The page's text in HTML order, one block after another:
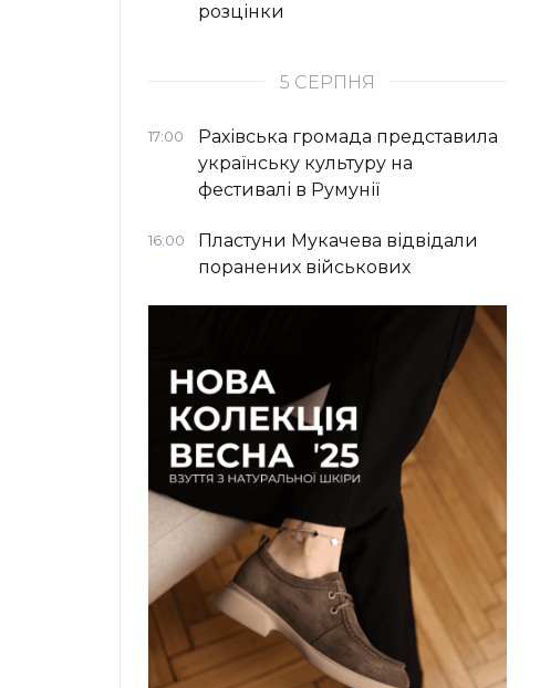
розцінки
5 СЕРПНЯ
17:00
Рахівська громада представила
українську культуру на
фестивалі в Румунії
16:00
Пластуни Мукачева відвідали
поранених військових